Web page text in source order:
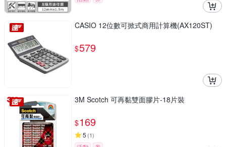
CASIO 12位數可掀式商用計算機(AX120ST)
$579
3M Scotch 可再黏雙面膠片-18片裝
$169
5 (1)